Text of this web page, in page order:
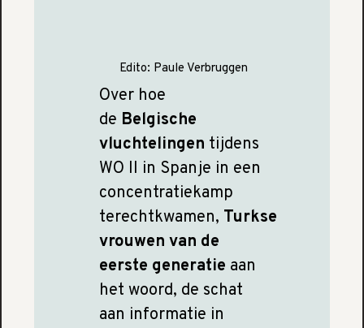
Edito: Paule Verbruggen
Over hoe
de Belgische
vluchtelingen tijdens
WO II in Spanje in een
concentratiekamp
terechtkwamen, Turkse
vrouwen van de
eerste generatie aan
het woord, de schat
aan informatie in